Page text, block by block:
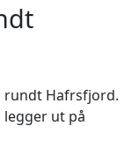
rundt Hafrsfjord.
ut på